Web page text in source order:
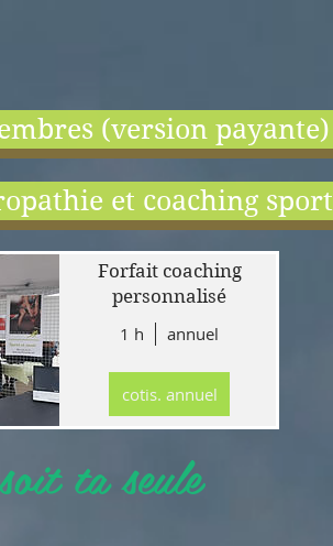
(version payante)
et coaching
Forfait coaching
personnalisé
1 h
annuel
cotis. annuel
ta seule